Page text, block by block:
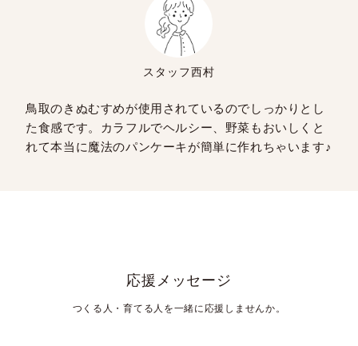
スタッフ西村
鳥取のきぬむすめが使用されているのでしっかりとし
た食感です。カラフルでヘルシー、野菜もおいしくと
れて本当に魔法のパンケーキが簡単に作れちゃいます♪
応援メッセージ
つくる人・育てる人を一緒に応援しませんか。